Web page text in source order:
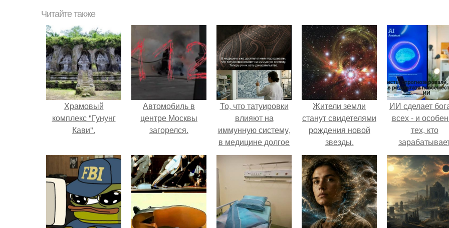
Читайте также
Храмовый
комплекс "Гунунг
Кави".
Автомобиль в
центре Москвы
загорелся.
То, что татуировки
влияют на
иммунную систему,
в медицине долгое
время
рассматривалось
лишь как гипотеза.
Жители земли
станут свидетелями
рождения новой
звезды.
ИИ сделает
всех - и
тех, кто
меньше